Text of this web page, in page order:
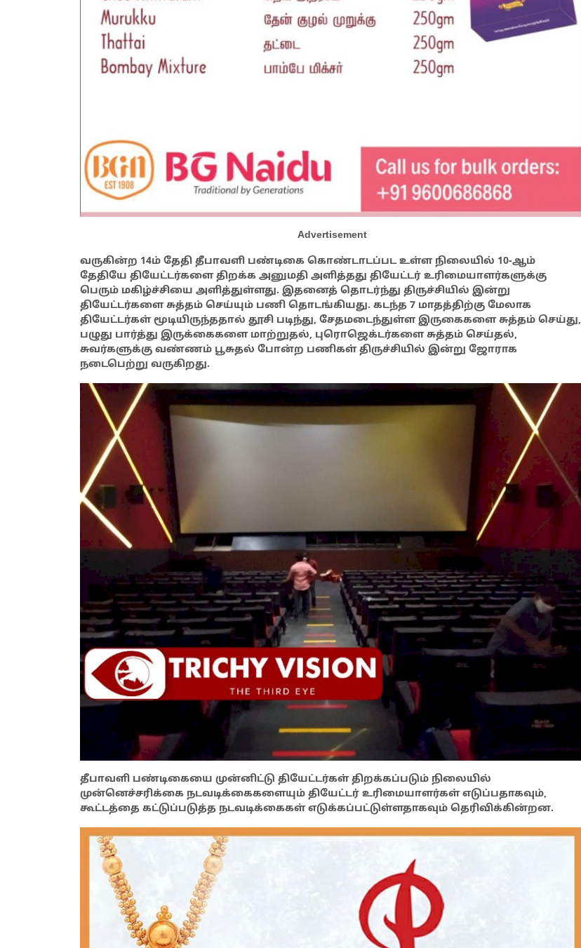
Advertisement
வருகின்ற 14ம் தேதி தீபாவளி பண்டிகை கொண்டாடப்பட உள்ள நிலையில் 10-ஆம்
தேதியே தியேட்டர்களை திறக்க அனுமதி அளித்தது தியேட்டர் உரிமையாளர்களுக்கு
பெரும் மகிழ்ச்சியை அளித்துள்ளது. இதனைத் தொடர்ந்து திருச்சியில் இன்று
தியேட்டர்களை சுத்தம் செய்யும் பணி தொடங்கியது. கடந்த 7 மாதத்திற்கு மேலாக
தியேட்டர்கள் மூடியிருந்ததால் தூசி படிந்து, சேதமடைந்துள்ள இருகைகளை சுத்தம் செய்து,
பழுது பார்த்து இருக்கைகளை மாற்றுதல், புரொஜெக்டர்களை சுத்தம் செய்தல்,
சுவர்களுக்கு வண்ணம் பூசுதல் போன்ற பணிகள் திருச்சியில் இன்று ஜோராக
நடைபெற்று வருகிறது.
தீபாவளி பண்டிகையை முன்னிட்டு தியேட்டர்கள் திறக்கப்படும் நிலையில்
முன்னெச்சரிக்கை நடவடிக்கைகளையும் தியேட்டர் உரிமையாளர்கள் எடுப்பதாகவும்,
கூட்டத்தை கட்டுப்படுத்த நடவடிக்கைகள் எடுக்கப்பட்டுள்ளதாகவும் தெரிவிக்கின்றன.